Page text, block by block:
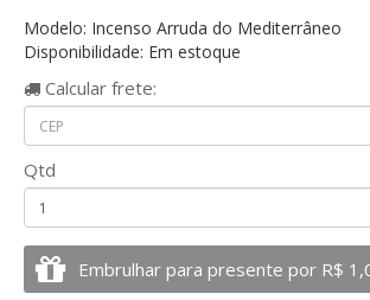
Modelo: Incenso Arruda do Mediterrâneo
Disponibilidade: Em estoque
Calcular frete:
Qtd